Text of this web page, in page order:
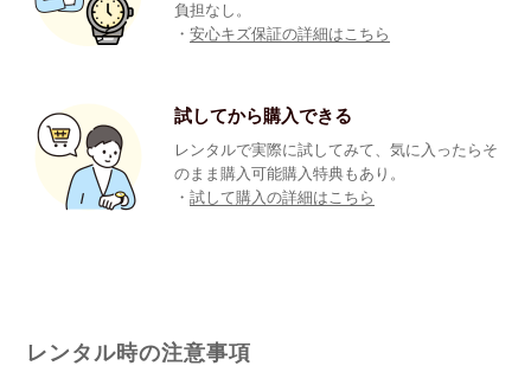
負担なし。
・安心キズ保証の詳細はこちら
試してから購入できる
レンタルで実際に試してみて、気に入ったらそ
のまま購入可能購入特典もあり。
・試して購入の詳細はこちら
レンタル時の注意事項